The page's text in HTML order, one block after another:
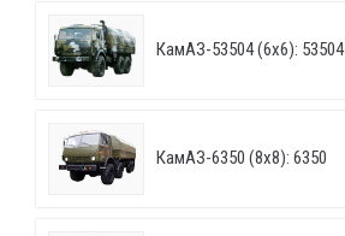
КамАЗ-53504 (6х6): 53504
КамАЗ-6350 (8х8): 6350